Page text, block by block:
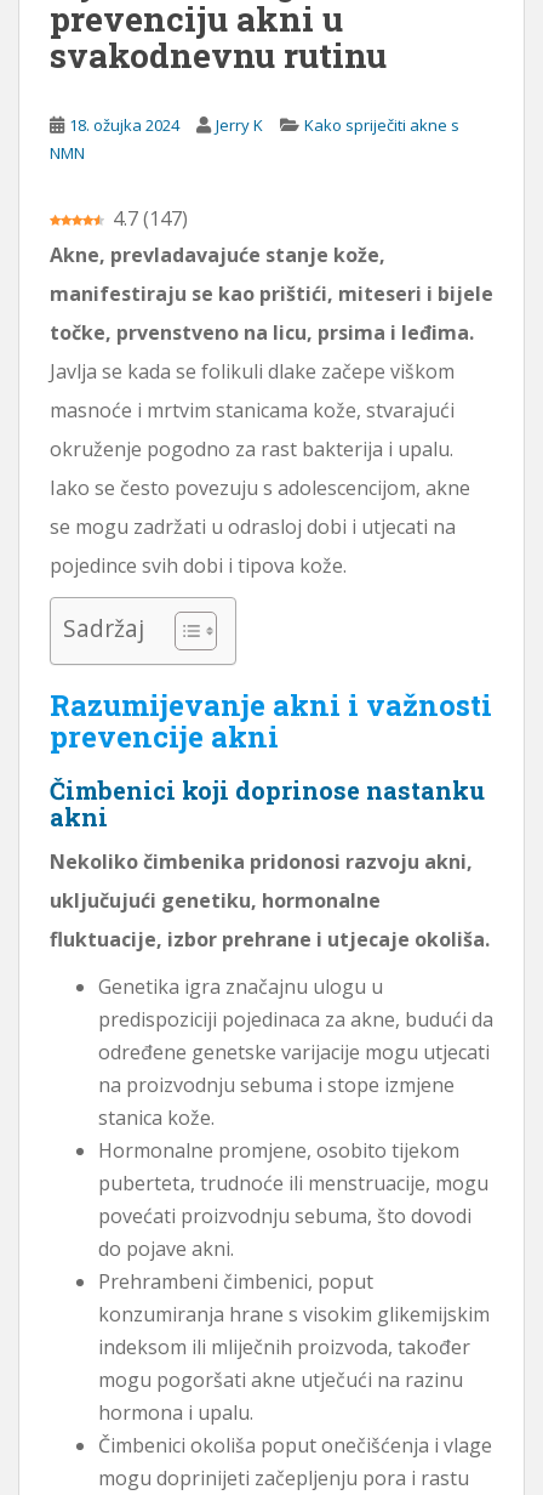
prevenciju akni u
svakodnevnu rutinu
18. ožujka 2024 Jerry K
Kako spriječiti akne s
NMN
4.7(147)
Akne, prevladavajuće stanje kože,
manifestiraju se kao prištići, miteseri i bijele
točke, prvenstveno na licu, prsima i leđima.
Javlja se kada se folikuli dlake začepe viškom
masnoće i mrtvim stanicama kože, stvarajući
okruženje pogodno za rast bakterija i upalu.
Iako se često povezuju s adolescencijom, akne
se mogu zadržati u odrasloj dobi i utjecati na
pojedince svih dobi i tipova kože.
Sadržaj
Razumijevanje akni i važnosti
prevencije akni
Čimbenici koji doprinose nastanku
akni
Nekoliko čimbenika pridonosi razvoju akni,
uključujući genetiku, hormonalne
fluktuacije, izbor prehrane i utjecaje okoliša.
Genetika igra značajnu ulogu u
predispoziciji pojedinaca za akne, budući da
određene genetske varijacije mogu utjecati
na proizvodnju sebuma i stope izmjene
stanica kože.
Hormonalne promjene, osobito tijekom
puberteta, trudnoće ili menstruacije, mogu
povećati proizvodnju sebuma, što dovodi
do pojave akni.
Prehrambeni čimbenici, poput
konzumiranja hrane s visokim glikemijskim
indeksom ili mliječnih proizvoda, također
mogu pogoršati akne utječući na razinu
hormona i upalu.
Čimbenici okoliša poput onečišćenja i vlage
mogu doprinijeti začepljenju pora i rastu